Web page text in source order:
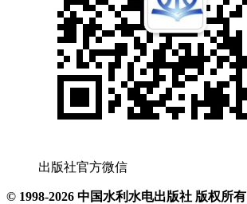
出版社官方微信
© 1998-2026 中国水利水电出版社 版权所有